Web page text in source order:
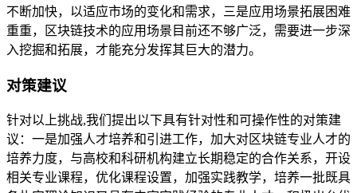
不断加快，以适应市场的变化和需求，三是应用场景拓展困难
重重，区块链技术的应用场景目前还不够广泛，需要进一步深
入挖掘和拓展，才能充分发挥其巨大的潜力。
对策建议
针对以上挑战,我们提出以下具有针对性和可操作性的对策建
议：一是加强人才培养和引进工作，加大对区块链专业人才的
培养力度，与高校和科研机构建立长期稳定的合作关系，开设
相关专业课程，优化课程设置，加强实践教学，培养一批既具